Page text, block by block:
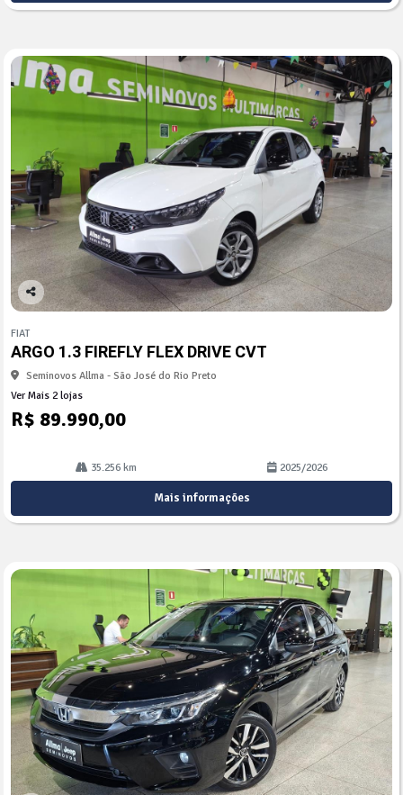
Co
arti
lhe
FIAT
ARGO 1.3 FIREFLY FLEX DRIVE CVT
Seminovos Allma - São José do Rio Preto
Ver Mais 2 lojas
R$ 89.990,00
35.256 km 2025/2026
Mais informações